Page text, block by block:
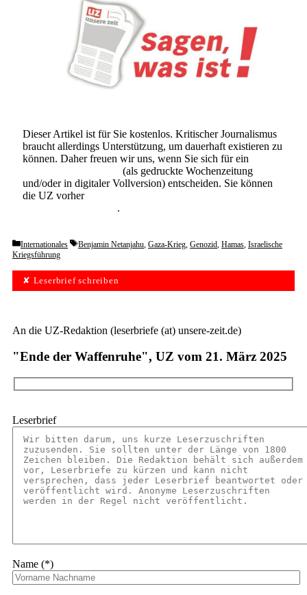
Dieser Artikel ist für Sie kostenlos. Kritischer Journalismus
braucht allerdings Unterstützung, um dauerhaft existieren zu
können. Daher freuen wir uns, wenn Sie sich für ein
(als gedruckte Wochenzeitung
und/oder in digitaler Vollversion) entscheiden. Sie können
die UZ vorher
.
Categories
Internationales Tags
Benjamin Netanjahu, Gaza-Krieg, Genozid, Hamas, Israelische
Kriegsführung
✘ Leserbrief schreiben
An die UZ-Redaktion (leserbriefe (at) unsere-zeit.de)
"Ende der Waffenruhe", UZ vom 21. März 2025
Leserbrief
Name (*)